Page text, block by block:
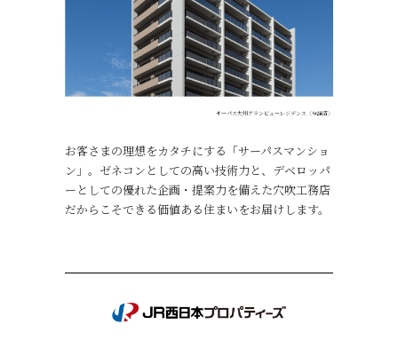
サーパス大州グランビューレジデンス〈分譲済〉
お客さまの理想をカタチにする「サーパスマンショ
ン」。ゼネコンとしての高い技術力と、デベロッパ
ーとしての優れた企画・提案力を備えた穴吹工務店
だからこそできる価値ある住まいをお届けします。